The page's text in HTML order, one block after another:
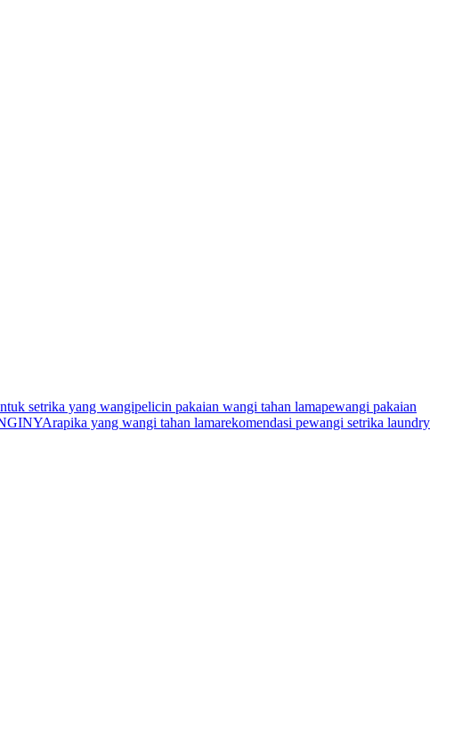
setrika yang wangipelicin pakaian wangi tahan lamapewangi pakaian
rapika yang wangi tahan lamarekomendasi pewangi setrika laundry